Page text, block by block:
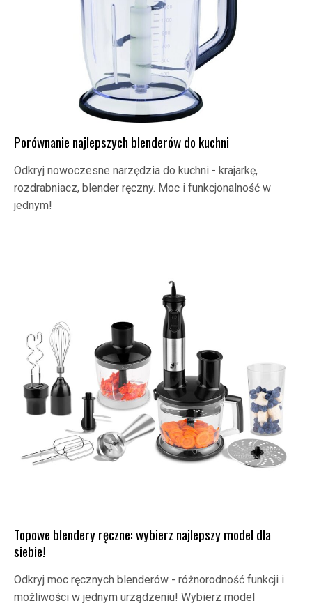
Porównanie najlepszych blenderów do kuchni
Odkryj nowoczesne narzędzia do kuchni - krajarkę,
rozdrabniacz, blender ręczny. Moc i funkcjonalność w
jednym!
Topowe blendery ręczne: wybierz najlepszy model dla
siebie!
Odkryj moc ręcznych blenderów - różnorodność funkcji i
możliwości w jednym urządzeniu! Wybierz model